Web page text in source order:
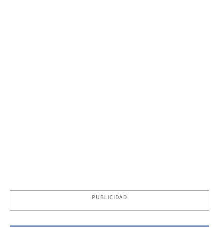
PUBLICIDAD